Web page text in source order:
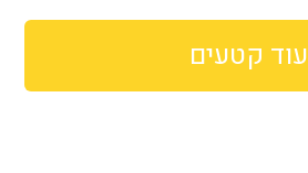
עוד קטעים